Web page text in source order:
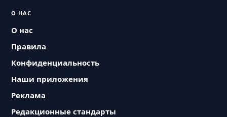
О НАС
О нас
Правила
Конфиденциальность
Наши приложения
Реклама
Редакционные стандарты